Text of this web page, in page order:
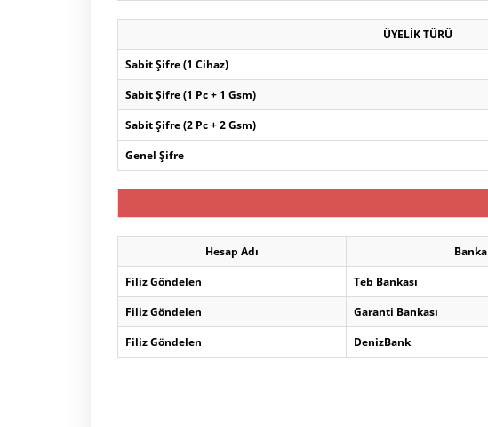
ÜYELİK TÜRÜ
Sabit Şifre (1 Cihaz)
Sabit Şifre (1 Pc + 1 Gsm)
Sabit Şifre (2 Pc + 2 Gsm)
Genel Şifre
Hesap Adı Banka
Filiz Göndelen
Teb Bankası
Filiz Göndelen
Garanti Bankası
Filiz Göndelen
DenizBank